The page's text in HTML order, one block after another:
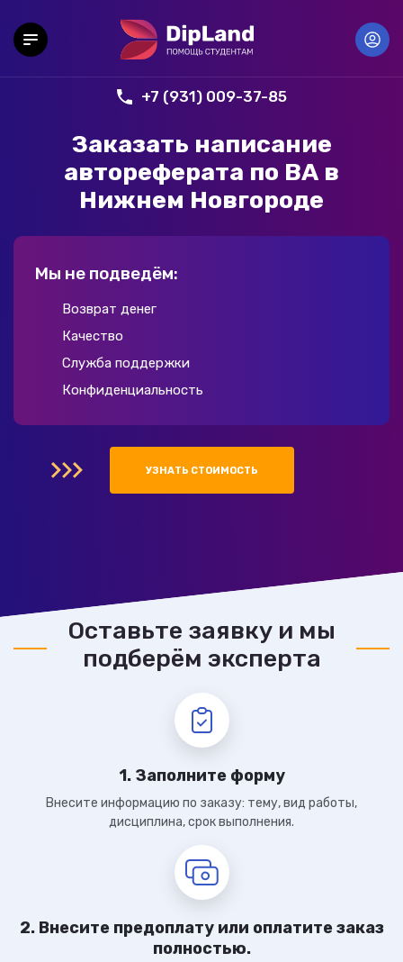
+7 (931) 009-37-85
Заказать написание
автореферата по ВА в
Нижнем Новгороде
Мы не подведём:
Возврат денег
Качество
Служба поддержки
Конфиденциальность
УЗНАТЬ СТОИМОСТЬ
Оставьте заявку и мы
подберём эксперта
1. Заполните форму
Внесите информацию по заказу: тему, вид работы,
дисциплина, срок выполнения.
2. Внесите предоплату или оплатите заказ
полностью.